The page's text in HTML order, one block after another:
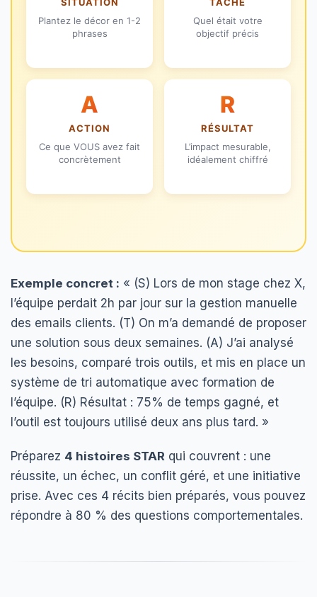
Plantez le décor en 1-2
phrases
Quel était votre
objectif précis
A
ACTION
Ce que VOUS avez fait
concrètement
R
RÉSULTAT
L’impact mesurable,
idéalement chiffré
Exemple concret : « (S) Lors de mon stage chez X,
l’équipe perdait 2h par jour sur la gestion manuelle
des emails clients. (T) On m’a demandé de proposer
une solution sous deux semaines. (A) J’ai analysé
les besoins, comparé trois outils, et mis en place un
système de tri automatique avec formation de
l’équipe. (R) Résultat : 75% de temps gagné, et
l’outil est toujours utilisé deux ans plus tard. »
Préparez 4 histoires STAR qui couvrent : une
réussite, un échec, un conflit géré, et une initiative
prise. Avec ces 4 récits bien préparés, vous pouvez
répondre à 80 % des questions comportementales.